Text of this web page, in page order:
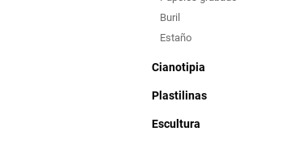
Buril
Estaño
Cianotipia
Plastilinas
Escultura